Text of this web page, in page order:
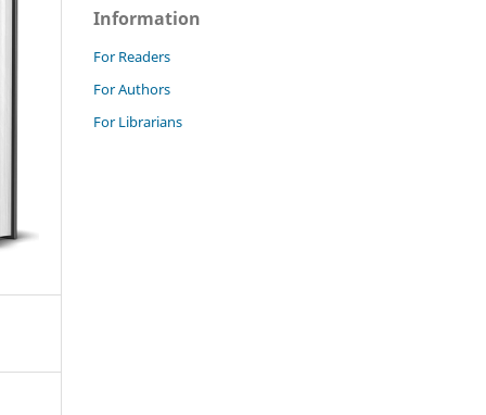
Information
For Readers
For Authors
For Librarians